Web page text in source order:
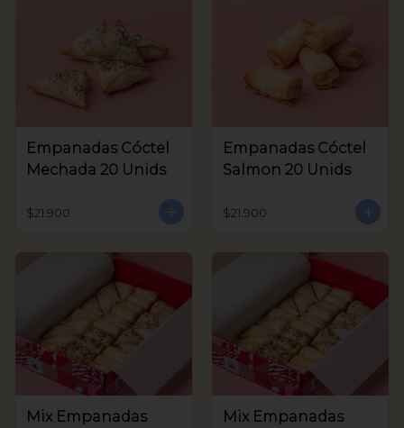
Empanadas Cóctel
Mechada 20 Unids
$21.900
Empanadas Cóctel
Salmon 20 Unids
$21.900
Mix Empanadas
Mix Empanadas